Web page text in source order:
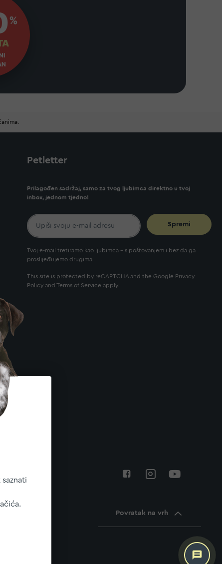
%
Petletter
Prilagođen sadržaj, samo za tvog ljubimca direktno u tvoj
inbox, jednom tjedno!
Spremi
Tvoj e-mail tretiramo kao ljubimca - s poštovanjem i bez da ga
proslijeđujemo drugima.
This site is protected by reCAPTCHA and the Google Privacy
Policy and Terms of Service apply.
Povratak na vrh